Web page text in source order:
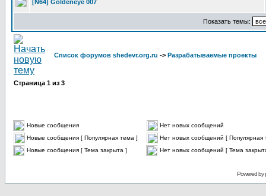
[N64] Goldeneye 007
Показать темы:
Список форумов shedevr.org.ru -> Разрабатываемые проекты
Страница 1 из 3
Новые сообщения
Нет новых сообщений
Новые сообщения [ Популярная тема ]
Нет новых сообщений [ Популярная
Новые сообщения [ Тема закрыта ]
Нет новых сообщений [ Тема
Powered by